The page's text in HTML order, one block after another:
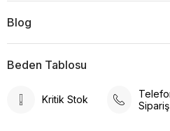
Blog
Beden Tablosu
Kritik Stok
Sipariş